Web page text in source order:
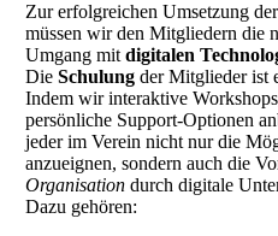
Zur erfolgreichen Umsetzung der
müssen wir den Mitgliedern die
Umgang mitdigitalen
Die Schulung der Mitglieder ist
Indem wir interaktive
persönliche Support-Optionen
jeder im Verein nicht nur die
anzueignen, sondern auch die
Organisation durch digitale
Dazu gehören: